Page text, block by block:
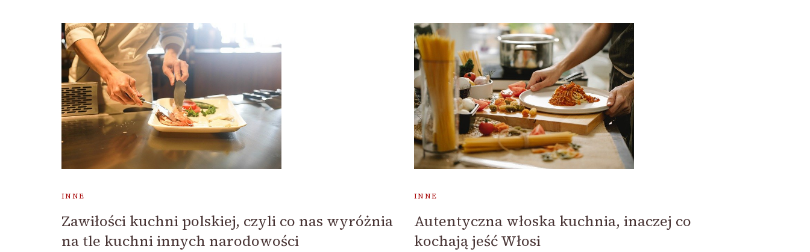
INNE
Zawiłości kuchni polskiej, czyli co nas wyróżnia
na tle kuchni innych narodowości
INNE
Autentyczna włoska kuchnia, inaczej co
kochają jeść Włosi